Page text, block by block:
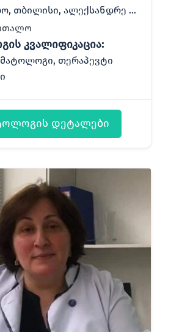
საქართველო, თბილისი, ალექსანდრე ყაზბეგის გამზირი 34
კვალიფიკაცია:
თერაპევტი
დეტალები